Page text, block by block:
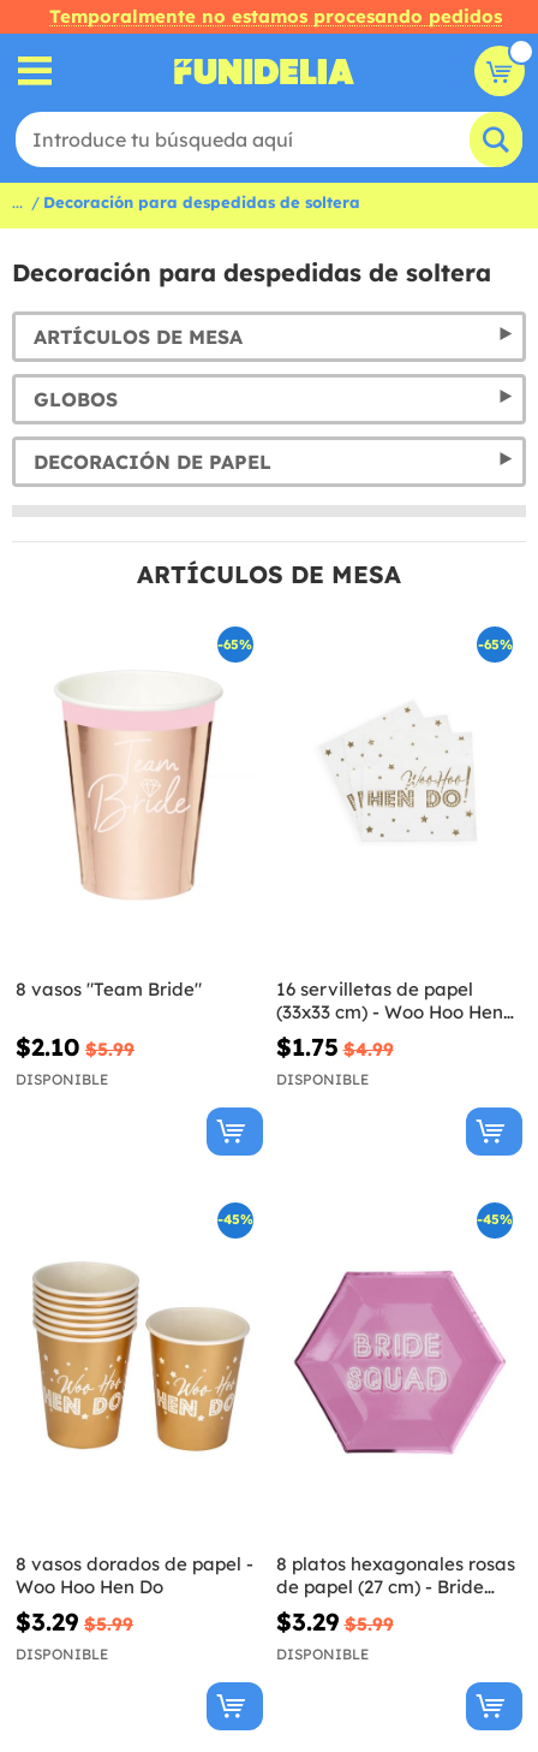
Temporalmente no estamos procesando pedidos
... Decoración para despedidas de soltera
Decoración para despedidas de soltera
ARTÍCULOS DE MESA
GLOBOS
DECORACIÓN DE PAPEL
ARTÍCULOS DE MESA
-65%
8 vasos "Team Bride"
$2.10 $5.99
DISPONIBLE
-65%
16 servilletas de papel
(33x33 cm) - Woo Hoo Hen
Do
$1.75 $4.99
DISPONIBLE
-45%
8 vasos dorados de papel -
Woo Hoo Hen Do
$3.29 $5.99
DISPONIBLE
-45%
8 platos hexagonales rosas
de papel (27 cm) - Bride
Squad
$3.29 $5.99
DISPONIBLE